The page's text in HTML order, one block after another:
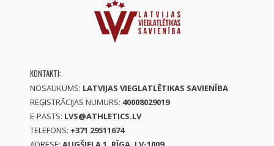
KONTAKTI:
NOSAUKUMS: LATVIJAS VIEGLATLĒTIKAS SAVIENĪBA
REĢISTRĀCIJAS NUMURS: 40008029019
E-PASTS: LVS@ATHLETICS.LV
TELEFONS: +371 29511674